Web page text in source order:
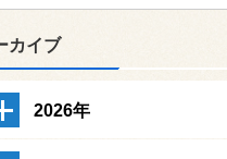
カイブ
2026年